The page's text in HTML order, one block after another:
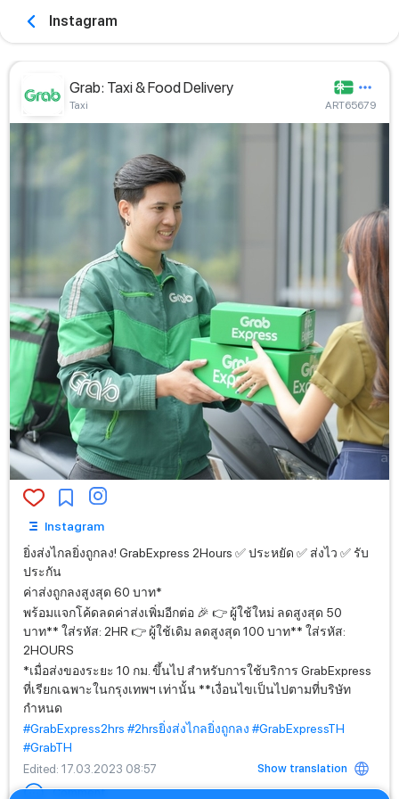
Instagram
Grab: Taxi & Food Delivery
Taxi ART65679
Instagram
ยิ่งส่งไกลยิ่งถูกลง! GrabExpress 2Hours ✅ ประหยัด ✅ ส่งไว ✅ รับ
ประกัน
ค่าส่งถูกลงสูงสุด 60 บาท*
พร้อมแจกโค้ดลดค่าส่งเพิ่มอีกต่อ 🎉 👉 ผู้ใช้ใหม่ ลดสูงสุด 50
บาท** ใส่รหัส: 2HR 👉 ผู้ใช้เดิม ลดสูงสุด 100 บาท** ใส่รหัส:
2HOURS
*เมื่อส่งของระยะ 10 กม. ขึ้นไป สำหรับการใช้บริการ GrabExpress
ที่เรียกเฉพาะในกรุงเทพฯ เท่านั้น **เงื่อนไขเป็นไปตามที่บริษัท
กำหนด
#GrabExpress2hrs #2hrsยิ่งส่งไกลยิ่งถูกลง #GrabExpressTH
#GrabTH
Edited: 17.03.2023 08:57
Show translation
Comment